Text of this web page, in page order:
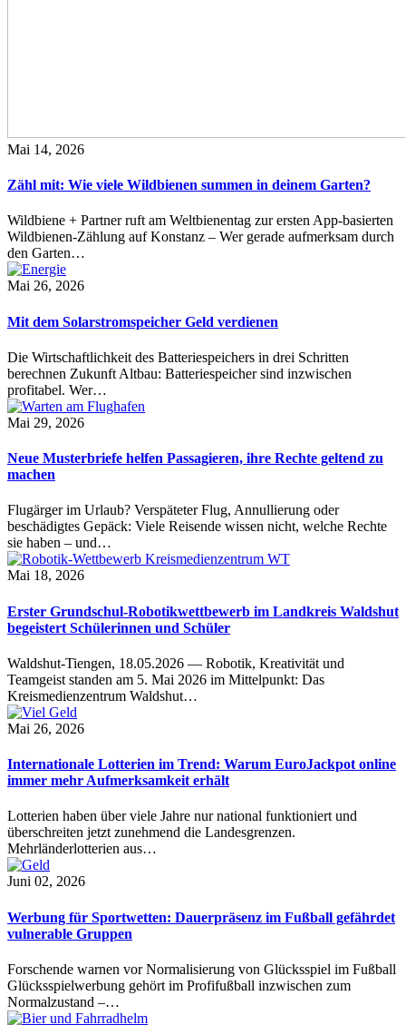
Mai 14, 2026
Zähl mit: Wie viele Wildbienen summen in deinem Garten?
Wildbiene + Partner ruft am Weltbienentag zur ersten App-basierten
Wildbienen-Zählung auf Konstanz – Wer gerade aufmerksam durch
den Garten…
Mai 26, 2026
Mit dem Solarstromspeicher Geld verdienen
Die Wirtschaftlichkeit des Batteriespeichers in drei Schritten
berechnen Zukunft Altbau: Batteriespeicher sind inzwischen
profitabel. Wer…
Mai 29, 2026
Neue Musterbriefe helfen Passagieren, ihre Rechte geltend zu
machen
Flugärger im Urlaub? Verspäteter Flug, Annullierung oder
beschädigtes Gepäck: Viele Reisende wissen nicht, welche Rechte
sie haben – und…
Mai 18, 2026
Erster Grundschul-Robotikwettbewerb im Landkreis Waldshut
begeistert Schülerinnen und Schüler
Waldshut-Tiengen, 18.05.2026 — Robotik, Kreativität und
Teamgeist standen am 5. Mai 2026 im Mittelpunkt: Das
Kreismedienzentrum Waldshut…
Mai 26, 2026
Internationale Lotterien im Trend: Warum EuroJackpot online
immer mehr Aufmerksamkeit erhält
Lotterien haben über viele Jahre nur national funktioniert und
überschreiten jetzt zunehmend die Landesgrenzen.
Mehrländerlotterien aus…
Juni 02, 2026
Werbung für Sportwetten: Dauerpräsenz im Fußball gefährdet
vulnerable Gruppen
Forschende warnen vor Normalisierung von Glücksspiel im Fußball
Glücksspielwerbung gehört im Profifußball inzwischen zum
Normalzustand –…